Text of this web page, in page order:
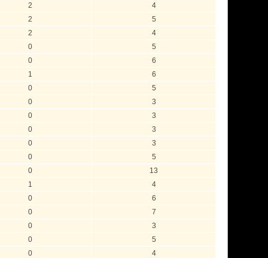
2
4
2
5
2
4
0
5
0
6
1
6
0
5
0
3
0
3
0
3
0
3
0
5
0
13
1
4
0
6
0
7
0
3
0
5
0
4